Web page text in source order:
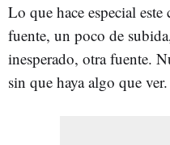
Lo que hace especial
fuente, un poco de
inesperado, otra fuente.
sin que haya algo que ver.